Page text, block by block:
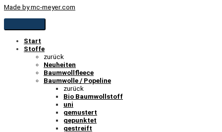
Made by mc-meyer.com
Start
Stoffe
zurück
Neuheiten
Baumwollfleece
Baumwolle / Popeline
zurück
Bio Baumwollstoff
uni
gemustert
gepunktet
gestreift